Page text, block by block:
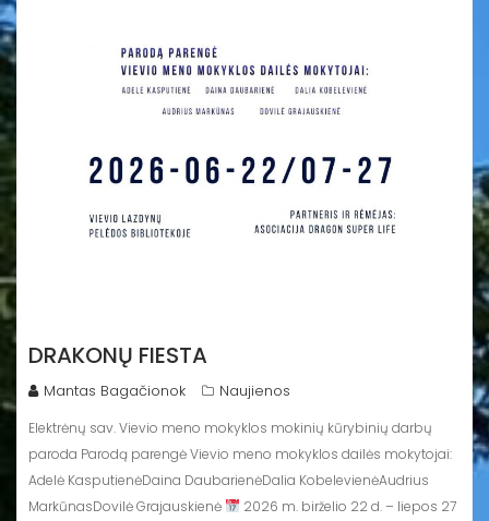
DRAKONŲ FIESTA
Mantas Bagačionok Naujienos
Elektrėnų sav. Vievio meno mokyklos mokinių kūrybinių darbų
paroda Parodą parengė Vievio meno mokyklos dailės mokytojai:
Adelė KasputienėDaina DaubarienėDalia KobelevienėAudrius
MarkūnasDovilė Grajauskienė
2026 m. birželio 22 d. – liepos 27